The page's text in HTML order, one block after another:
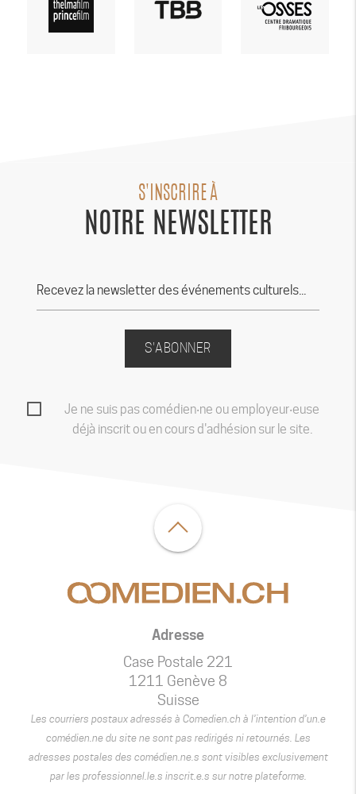
S'INSCRIRE À
NOTRE NEWSLETTER
S'ABONNER
Je ne suis pas comédien‧ne ou employeur‧euse
déjà inscrit ou en cours d'adhésion sur le site.
Adresse
Case Postale 221
1211 Genève 8
Suisse
Les courriers postaux adressés à Comedien.ch à l’intention d’un.e
comédien.ne du site ne sont pas redirigés ni retournés. Les
adresses postales des comédien.ne.s sont visibles exclusivement
par les professionnel.le.s inscrit.e.s sur notre plateforme.